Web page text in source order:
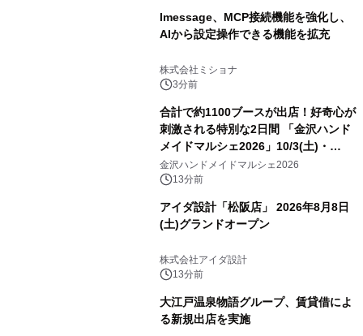
lmessage、MCP接続機能を強化し、
AIから設定操作できる機能を拡充
株式会社ミショナ
3分前
合計で約1100ブースが出店！好奇心が
刺激される特別な2日間 「金沢ハンド
メイドマルシェ2026」10/3(土)・
10/4(日)開催
金沢ハンドメイドマルシェ2026
13分前
アイダ設計「松阪店」 2026年8月8日
(土)グランドオープン
株式会社アイダ設計
13分前
大江戸温泉物語グループ、賃貸借によ
る新規出店を実施